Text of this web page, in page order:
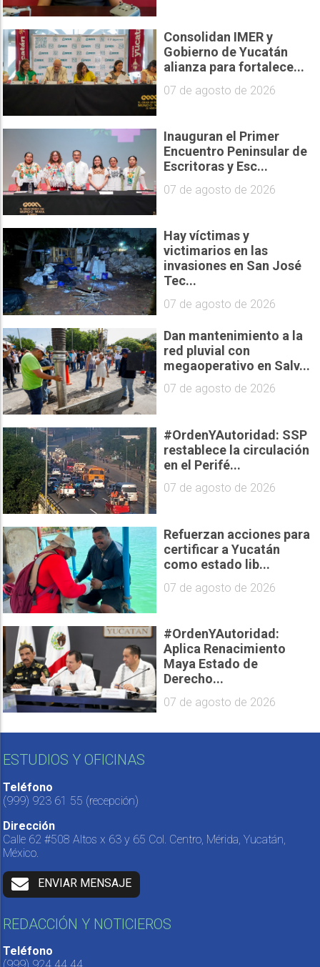
Consolidan IMER y
Gobierno de Yucatán
alianza para fortalece...
07 de agosto de 2026
Inauguran el Primer
Encuentro Peninsular de
Escritoras y Esc...
07 de agosto de 2026
Hay víctimas y
victimarios en las
invasiones en San José
Tec...
07 de agosto de 2026
Dan mantenimiento a la
red pluvial con
megaoperativo en Salv...
07 de agosto de 2026
#OrdenYAutoridad: SSP
restablece la circulación
en el Perifé...
07 de agosto de 2026
Refuerzan acciones para
certificar a Yucatán
como estado lib...
07 de agosto de 2026
#OrdenYAutoridad:
Aplica Renacimiento
Maya Estado de
Derecho...
07 de agosto de 2026
ESTUDIOS Y OFICINAS
Teléfono
(999) 923 61 55 (recepción)
Dirección
Calle 62 #508 Altos x 63 y 65 Col. Centro, Mérida, Yucatán,
México.
ENVIAR MENSAJE
REDACCIÓN Y NOTICIEROS
Teléfono